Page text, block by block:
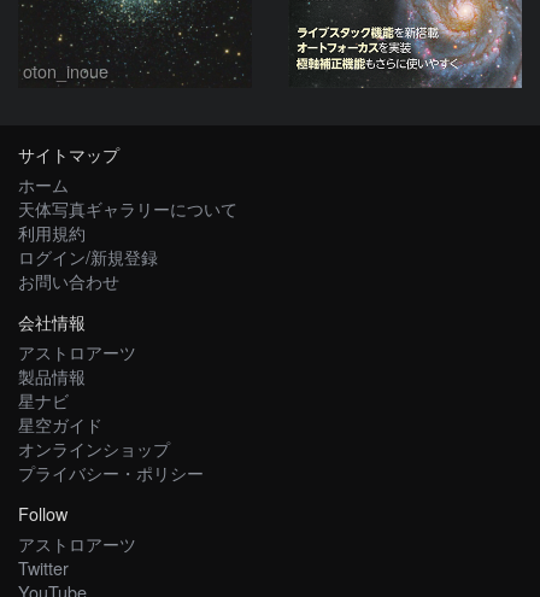
oton_inoue
サイトマップ
ホーム
天体写真ギャラリーについて
利用規約
ログイン/新規登録
お問い合わせ
会社情報
アストロアーツ
製品情報
星ナビ
星空ガイド
オンラインショップ
プライバシー・ポリシー
Follow
アストロアーツ
Twitter
YouTube